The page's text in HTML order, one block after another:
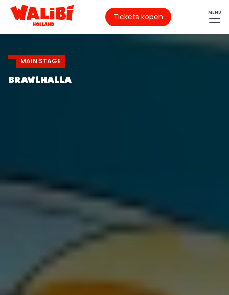
Tickets kopen MENU
MAIN STAGE
BRAWLHALLA